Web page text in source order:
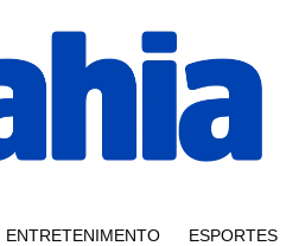
ENTRETENIMENTO ESPORTES